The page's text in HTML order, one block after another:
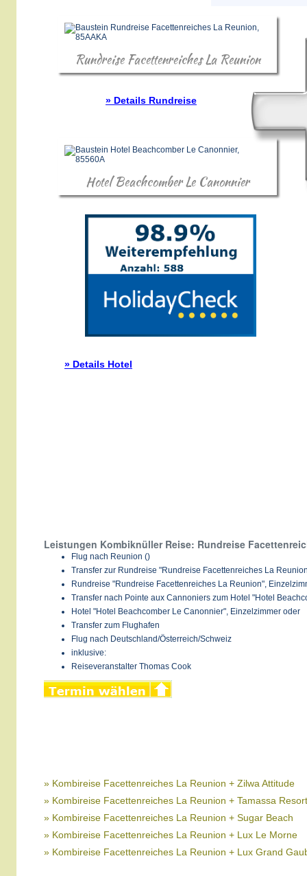
Rundreise Facettenreiches La Reunion
» Details Rundreise
Hotel Beachcomber Le Canonnier
» Details Hotel
Leistungen Kombiknüller Reise: Rundreise
Flug nach Reunion ()
Transfer zur Rundreise "Rundreise Facettenreiches La
Rundreise "Rundreise Facettenreiches La Reunion",
Transfer nach Pointe aux Cannoniers zum Hotel "Hotel
Hotel "Hotel Beachcomber Le Canonnier", Einzelzimmer oder
Transfer zum Flughafen
Flug nach Deutschland/Österreich/Schweiz
inklusive:
Reiseveranstalter Thomas Cook
» Kombireise Facettenreiches La Reunion + Zilwa Attitude
» Kombireise Facettenreiches La Reunion + Tamassa Resort
» Kombireise Facettenreiches La Reunion + Sugar Beach
» Kombireise Facettenreiches La Reunion + Lux Le Morne
» Kombireise Facettenreiches La Reunion + Lux Grand